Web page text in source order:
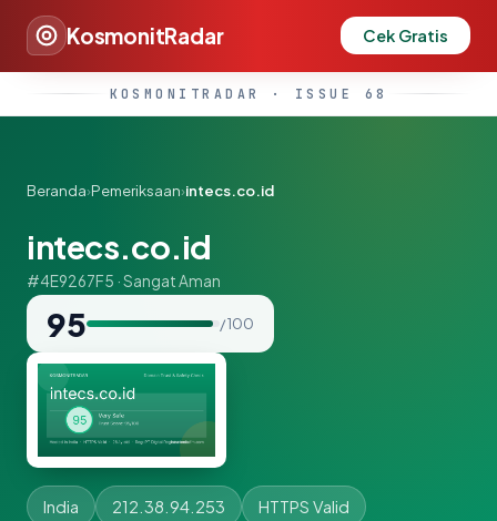
KosmonitRadar Cek Gratis
KOSMONITRADAR · ISSUE 68
Beranda›Pemeriksaan›intecs.co.id
intecs.co.id
#4E9267F5 · Sangat Aman
95 / 100
India 212.38.94.253 HTTPS Valid